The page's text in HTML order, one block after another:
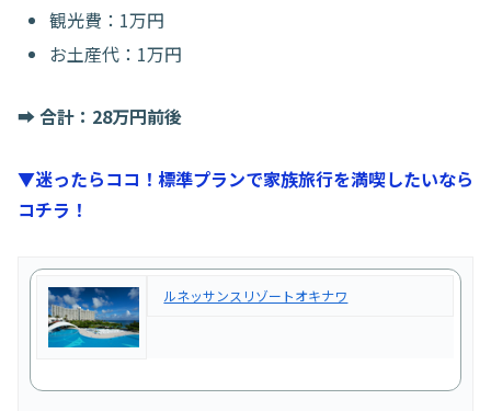
観光費：1万円
お土産代：1万円
➡️合計：28万円前後
▼迷ったらココ！標準プランで家族旅行を満喫したいなら
コチラ！
ルネッサンスリゾートオキナワ